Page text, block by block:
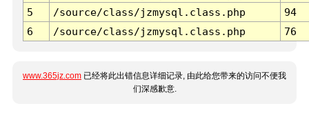
5
/source/class/jzmysql.class.php
94
6
/source/class/jzmysql.class.php 76
www.365jz.com 已经将此出错信息详细记录, 由此给您带来的访问不便我
们深感歉意.